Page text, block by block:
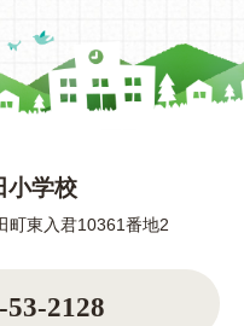
小学校
町東入君10361番地2
53-2128